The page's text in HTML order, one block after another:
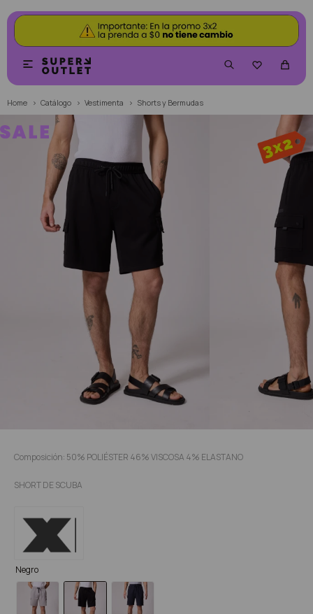


Home Catálogo Vestimenta Shorts y Bermudas
Composición: 50% POLIÉSTER 46% VISCOSA 4% ELASTANO
SHORT DE SCUBA
Negro